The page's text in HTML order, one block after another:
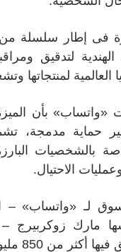
فى إطار سلسلة من
لتدقيق
لمنتجاتها
«واتساب» بأن
حماية مدمجة،
بالشخصيات
الاحتيال.
سوق لـ «واتساب» –
مارك زوكربيرج
850 مليون مستخدم.